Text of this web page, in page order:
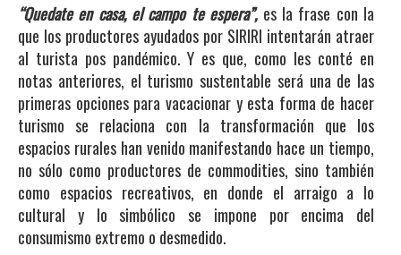
“Quedate en casa, el campo te espera”,es la frase con la
que los productores ayudados por SIRIRI intentarán atraer
al turista pos pandémico. Y es que, como les conté en
notas anteriores, el turismo sustentable será una de las
primeras opciones para vacacionar y esta forma de hacer
turismo se relaciona con la transformación que los
espacios rurales han venido manifestando hace un tiempo,
no sólo como productores de commodities, sino también
como espacios recreativos, en donde el arraigo a lo
cultural y lo simbólico se impone por encima del
consumismo extremo o desmedido.